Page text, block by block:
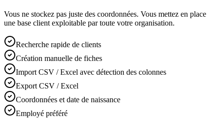
Vous ne stockez pas juste des coordonnées. Vous mettez en place
une base client exploitable par toute votre organisation.
Recherche rapide de clients
Création manuelle de fiches
Import CSV / Excel avec détection des colonnes
Export CSV / Excel
Coordonnées et date de naissance
Employé préféré